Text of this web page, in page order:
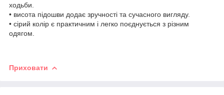
ходьби.
• висота підошви додає зручності та сучасного вигляду.
• сірий колір є практичним і легко поєднується з різним
одягом.
Приховати